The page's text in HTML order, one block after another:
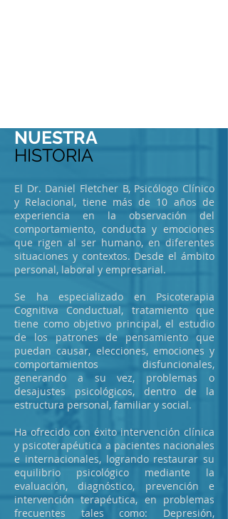
NUESTRA
HISTORIA
El Dr. Daniel Fletcher B, Psicólogo Clínico
y Relacional, tiene más de 10 años de
experiencia en la observación del
comportamiento, conducta y emociones
que rigen al ser humano, en diferentes
situaciones y contextos. Desde el ámbito
personal, laboral y empresarial.
Se ha especializado en Psicoterapia
Cognitiva Conductual, tratamiento que
tiene como objetivo principal, el estudio
de los patrones de pensamiento que
puedan causar, elecciones, emociones y
comportamientos disfuncionales,
generando a su vez, problemas o
desajustes psicológicos, dentro de la
estructura personal, familiar y social.
Ha ofrecido con éxito intervención clínica
y psicoterapéutica a pacientes nacionales
e internacionales, logrando restaurar su
equilibrio psicológico mediante la
evaluación, diagnóstico, prevención e
intervención terapéutica, en problemas
frecuentes tales como: Depresión,